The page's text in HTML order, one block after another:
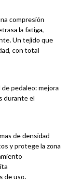
compresión
la fatiga,
Un tejido que
con total
pedaleo: mejora
durante el
de densidad
y protege la zona
de uso.